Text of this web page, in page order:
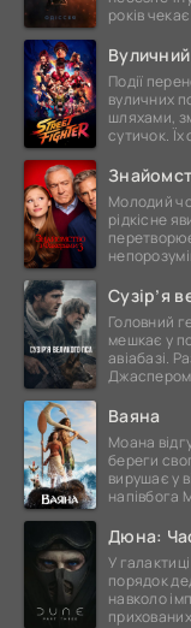
років
Події
вуличних
шляхами,
сутичок.
Молодий
рідкісне
Сузір’я
Головний
мешкає у
авіабазі.
Ваяна
Моана
береги
вирушає у
напівбога
Дюна:
У
порядок
навколо